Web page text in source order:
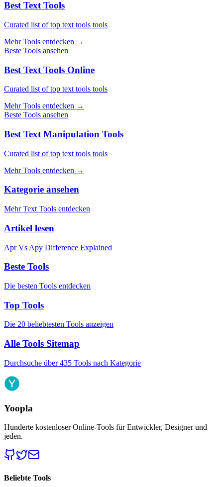
Best Text Tools
Curated list of top text tools tools
Mehr Tools entdecken →
Beste Tools ansehen
Best Text Tools Online
Curated list of top text tools tools
Mehr Tools entdecken →
Beste Tools ansehen
Best Text Manipulation Tools
Curated list of top text tools tools
Mehr Tools entdecken →
Kategorie ansehen
Mehr Text Tools entdecken
Artikel lesen
Apr Vs Apy Difference Explained
Beste Tools
Die besten Tools entdecken
Top Tools
Die 20 beliebtesten Tools anzeigen
Alle Tools Sitemap
Durchsuche über 435 Tools nach Kategorie
Yoopla
Hunderte kostenloser Online-Tools für Entwickler, Designer und
jeden.
Beliebte Tools